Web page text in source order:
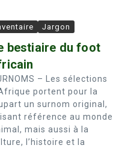
Jargon
bestiaire du foot
– Les sélections
portent pour la
un surnom original,
référence au monde
mais aussi à la
l’histoire et la